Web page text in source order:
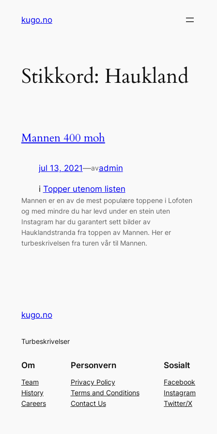
kugo.no
Stikkord: Haukland
Mannen 400 moh
jul 13, 2021—avadmin
i Topper utenom listen
Mannen er en av de mest populære toppene i Lofoten
og med mindre du har levd under en stein uten
Instagram har du garantert sett bilder av
Hauklandstranda fra toppen av Mannen. Her er
turbeskrivelsen fra turen vår til Mannen.
kugo.no
Turbeskrivelser
Om
Team
History
Careers
Personvern
Privacy Policy
Terms and Conditions
Contact Us
Sosialt
Facebook
Instagram
Twitter/X